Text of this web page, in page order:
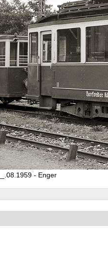
__.08.1959 - Enger